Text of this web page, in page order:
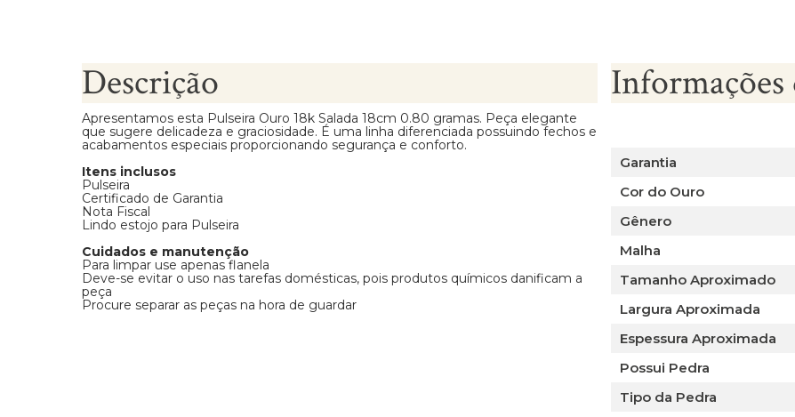
Descrição
Apresentamos esta Pulseira Ouro 18k Salada 18cm 0.80 gramas. Peça elegante
que sugere delicadeza e graciosidade. É uma linha diferenciada possuindo fechos e
acabamentos especiais proporcionando segurança e conforto.
Itens inclusos
Pulseira
Certificado de Garantia
Nota Fiscal
Lindo estojo para Pulseira
Cuidados e manutenção
Para limpar use apenas flanela
Deve-se evitar o uso nas tarefas domésticas, pois produtos químicos danificam a
peça
Procure separar as peças na hora de guardar
Informações
Garantia
Cor do Ouro
Gênero
Malha
Tamanho Aproximado
Largura Aproximada
Espessura Aproximada
Possui Pedra
Tipo da Pedra